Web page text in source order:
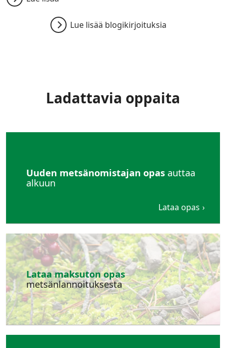
Lue lisää blogikirjoituksia
Ladattavia oppaita
Uuden metsänomistajan opas auttaa
alkuun
Lataa opas
Lataa maksuton opas
metsänlannoituksesta